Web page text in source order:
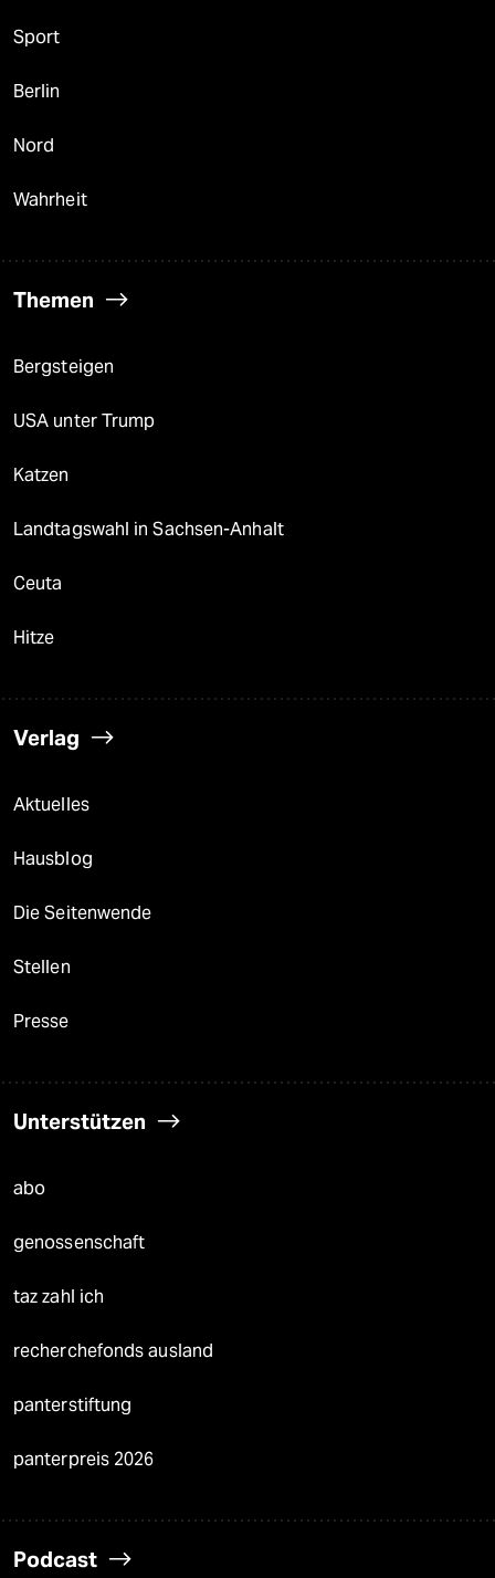
Sport
Berlin
Nord
Wahrheit
Themen
Bergsteigen
USA unter Trump
Katzen
Landtagswahl in Sachsen-Anhalt
Ceuta
Hitze
Verlag
Aktuelles
Hausblog
Die Seitenwende
Stellen
Presse
Unterstützen
abo
genossenschaft
taz zahl ich
recherchefonds ausland
panterstiftung
panterpreis 2026
Podcast